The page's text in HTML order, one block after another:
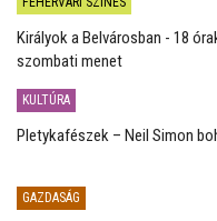
Királyok a Belvárosban - 18
szombati menet
KULTÚRA
Pletykafészek – Neil Simon
GAZDASÁG